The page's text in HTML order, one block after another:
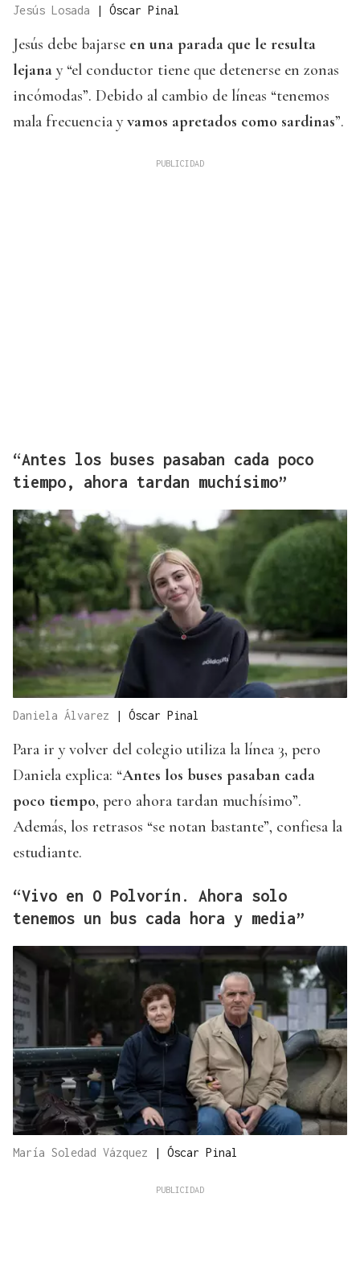
Jesús Losada | Óscar Pinal
Jesús debe bajarse en una parada que le resulta
lejana y “el conductor tiene que detenerse en zonas
incómodas”. Debido al cambio de líneas “tenemos
mala frecuencia yvamos apretados como sardinas”.
“Antes los buses pasaban cada poco
tiempo, ahora tardan muchísimo”
Daniela Álvarez Óscar Pinal
Para ir y volver del colegio utiliza la línea 3, pero
Daniela explica: “Antes los buses pasaban cada
poco tiempo, pero ahora tardan muchísimo”.
Además, los retrasos “se notan bastante”, confiesa la
estudiante.
“Vivo en O Polvorín. Ahora solo
tenemos un bus cada hora y media”
María Soledad Vázquez | Óscar Pinal